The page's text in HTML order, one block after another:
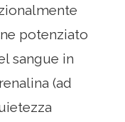
potenziato
sangue in
(ad